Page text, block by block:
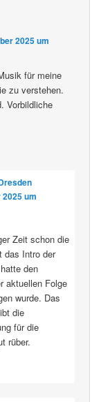
2025 um
für meine
zu verstehen.
Vorbildliche
um
Zeit schon die
das Intro der
den
aktuellen Folge
wurde. Das
die
für die
rüber.